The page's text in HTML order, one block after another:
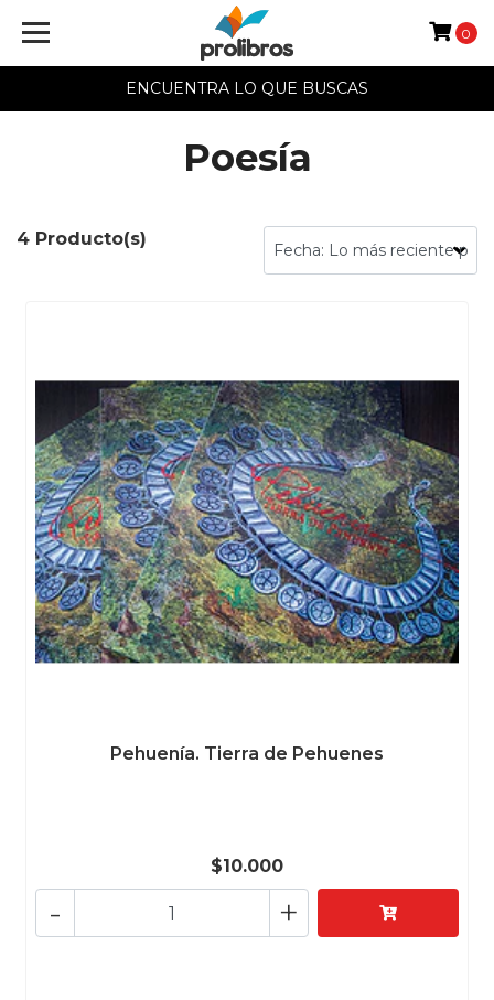
ENCUENTRA LO QUE BUSCAS
0
Poesía
4 Producto(s)
Pehuenía. Tierra de Pehuenes
$10.000
+
-